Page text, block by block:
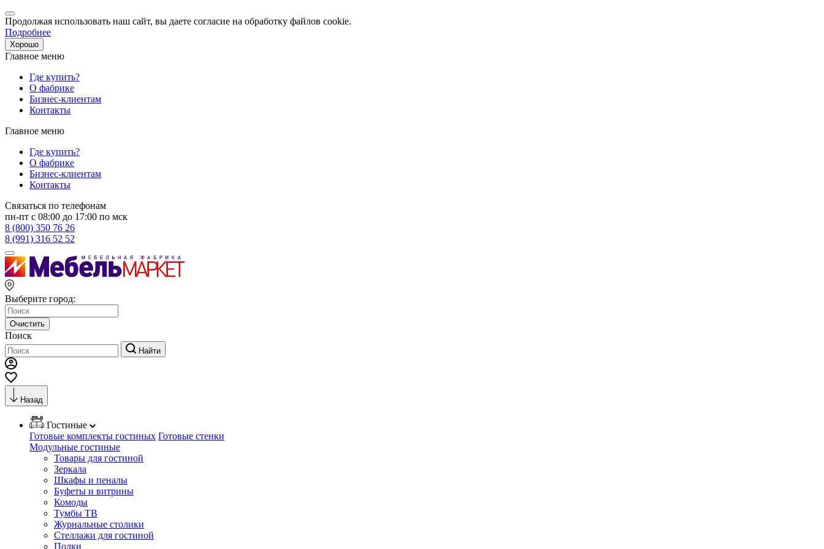
Продолжая использовать наш сайт, вы даете согласие на обработку файлов cookie.
Подробнее
Хорошо
Главное меню
Где купить?
О фабрике
Бизнес-клиентам
Контакты
Главное меню
Где купить?
О фабрике
Бизнес-клиентам
Контакты
Связаться по телефонам
пн-пт с 08:00 до 17:00 по мск
8 (800) 350 76 26
8 (991) 316 52 52
Выберите город:
Очистить
Поиск
Найти
Назад
Гостиные
Готовые комплекты гостиных Готовые стенки
Модульные гостиные
Товары для гостиной
Зеркала
Шкафы и пеналы
Буфеты и витрины
Комоды
Тумбы ТВ
Журнальные столики
Стеллажи для гостиной
Полки